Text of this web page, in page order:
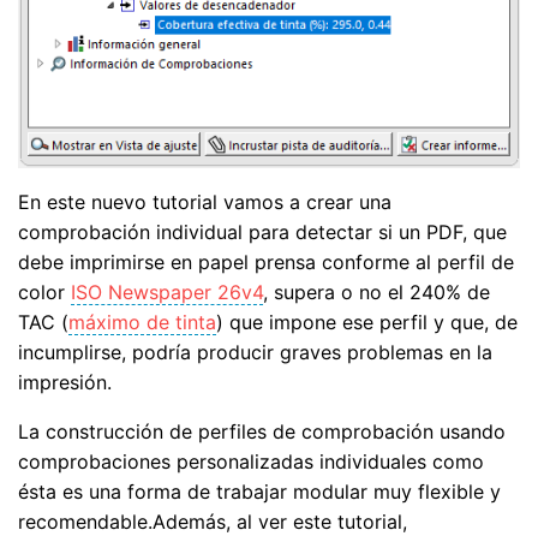
En este nuevo tutorial vamos a crear una
comprobación individual para detectar si un PDF, que
debe imprimirse en papel prensa conforme al perfil de
color ISO Newspaper 26v4, supera o no el 240% de
TAC (máximo de tinta) que impone ese perfil y que, de
incumplirse, podría producir graves problemas en la
impresión.
La construcción de perfiles de comprobación usando
comprobaciones personalizadas individuales como
ésta es una forma de trabajar modular muy flexible y
recomendable.Además, al ver este tutorial,